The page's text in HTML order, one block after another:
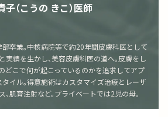
子（こうの きこ）医師
卒業。中核病院等で約20年間皮膚科医として
実績を生かし、美容皮膚科医の道へ。皮膚をし
どこで何が起こっているのかを追求してアプ
イル。得意施術はカスタマイズ治療とレーザ
、肌育注射など。プライベートでは2児の母。